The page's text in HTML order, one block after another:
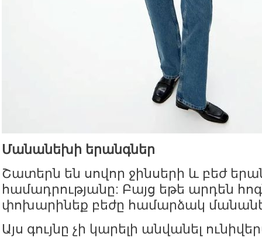
Մանանեխի երանգներ
Շատերն են սովոր ջինսերի և բեժ
համադրությանը: Բայց եթե արդեն
փոխարինեք բեժը համարձակ
Այս գույնը չի կարելի անվանել